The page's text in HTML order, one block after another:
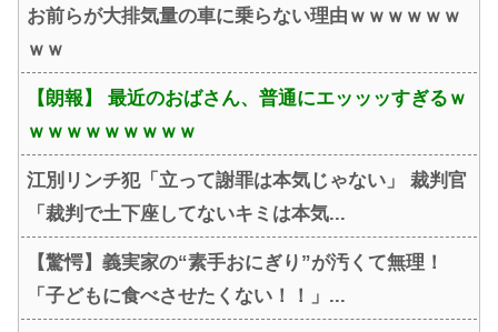
お前らが大排気量の車に乗らない理由ｗｗｗｗｗｗ
ｗｗ
【朗報】 最近のおばさん、普通にエッッッすぎるｗ
ｗｗｗｗｗｗｗｗｗ
江別リンチ犯「立って謝罪は本気じゃない」 裁判官
「裁判で土下座してないキミは本気...
【驚愕】義実家の“素手おにぎり”が汚くて無理！
「子どもに食べさせたくない！！」...